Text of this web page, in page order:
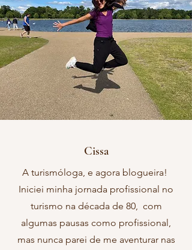
Cissa
A turismóloga, e agora blogueira!
Iniciei minha jornada profissional no
turismo na década de 80, com
algumas pausas como profissional,
mas nunca parei de me aventurar nas